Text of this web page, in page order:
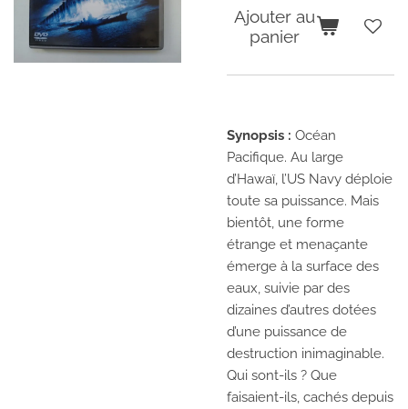
Ajouter au
panier
Synopsis : Océan
Pacifique. Au large
d’Hawaï, l’US Navy déploie
toute sa puissance. Mais
bientôt, une forme
étrange et menaçante
émerge à la surface des
eaux, suivie par des
dizaines d’autres dotées
d’une puissance de
destruction inimaginable.
Qui sont-ils ? Que
faisaient-ils, cachés depuis